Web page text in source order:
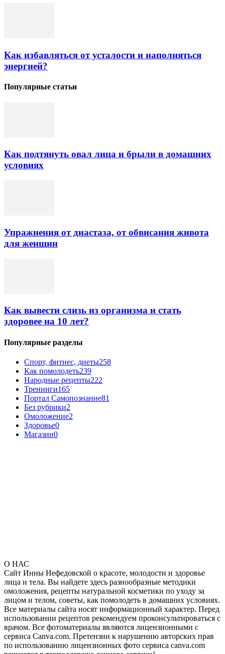
Как избавляться от усталости и наполняться
энергией?
Популярные статьи
Как подтянуть овал лица и брыли в домашних
условиях
Упражнения от диастаза, от обвисания живота
для женщин
Как вывести слизь из организма и стать
здоровее на 10 лет?
Популярные разделы
Спорт, фитнес, диеты258
Как помолодеть239
Народные рецепты222
Тренинги165
Портал Самопознание81
Без рубрики2
Омоложение2
Здоровье0
Магазин0
О НАС
Сайт Инны Нефедовской о красоте, молодости и здоровье
лица и тела. Вы найдете здесь разнообразные методики
омоложения, рецепты натуральной косметики по уходу за
лицом и телом, советы, как помолодеть в домашних условиях.
Все материалы сайта носят информационный характер. Перед
использовании рецептов рекомендуем проконсультироваться с
врачом. Все фотоматериалы являются лицензионными с
сервиса Canva.com. Претензии к нарушению авторских прав
по использованию лицензионных фото сервиса canva.com